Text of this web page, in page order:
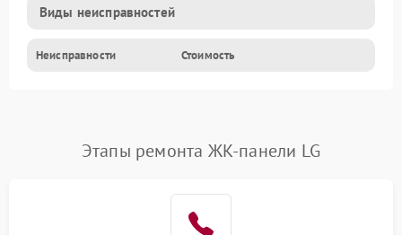
Виды неисправностей
Неисправности Стоимость
Этапы ремонта ЖК-панели LG